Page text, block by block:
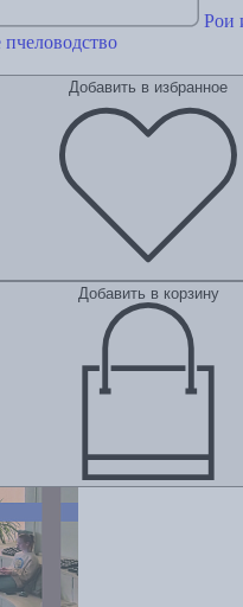
Рои
Добавить в избранное
Добавить в корзину